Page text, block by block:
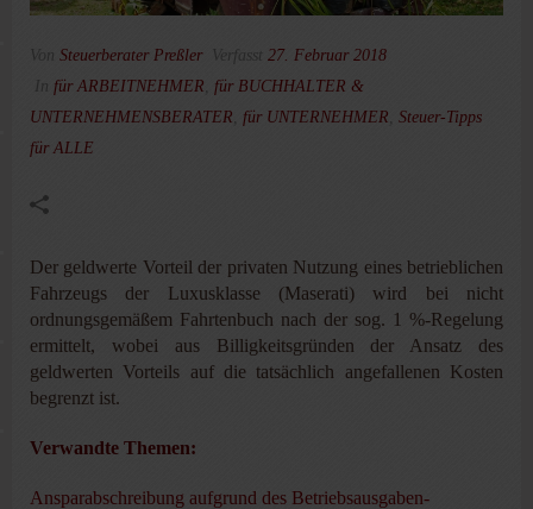
Von Steuerberater Preßler Verfasst 27. Februar 2018
In für ARBEITNEHMER
für BUCHHALTER &
UNTERNEHMENSBERATER
für UNTERNEHMER Steuer-Tipps
für ALLE
Der geldwerte Vorteil der privaten Nutzung eines betrieblichen
Fahrzeugs der Luxusklasse (Maserati) wird bei nicht
ordnungsgemäßem Fahrtenbuch nach der sog. 1 %-Regelung
ermittelt, wobei aus Billigkeitsgründen der Ansatz des
geldwerten Vorteils auf die tatsächlich angefallenen Kosten
begrenzt ist.
Verwandte Themen:
Ansparabschreibung aufgrund des Betriebsausgaben-